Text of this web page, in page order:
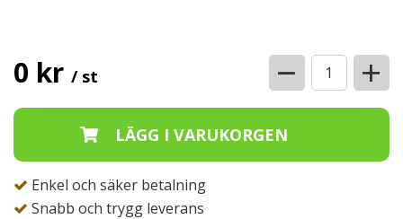
0 kr / st − +
Enkel och säker betalning
Snabb och trygg leverans